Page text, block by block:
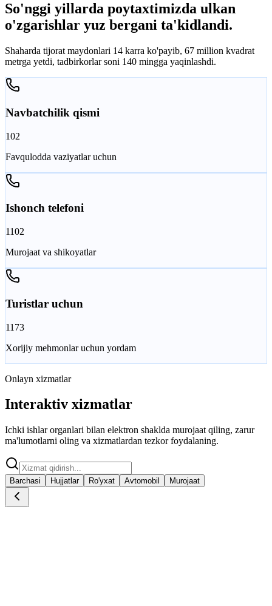
So'nggi yillarda poytaxtimizda ulkan
o'zgarishlar yuz bergani ta'kidlandi.
Shaharda tijorat maydonlari 14 karra ko'payib, 67 million kvadrat
metrga yetdi, tadbirkorlar soni 140 mingga yaqinlashdi.
Navbatchilik qismi
102
Favqulodda vaziyatlar uchun
Ishonch telefoni
1102
Murojaat va shikoyatlar
Turistlar uchun
1173
Xorijiy mehmonlar uchun yordam
Onlayn xizmatlar
Interaktiv xizmatlar
Ichki ishlar organlari bilan elektron shaklda murojaat qiling, zarur
ma'lumotlarni oling va xizmatlardan tezkor foydalaning.
Barchasi Hujjatlar Ro'yxat Avtomobil Murojaat